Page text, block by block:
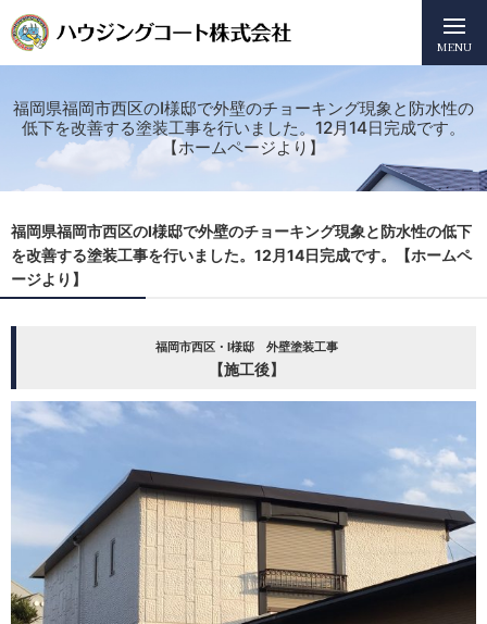
MENU
福岡県福岡市西区のI様邸で外壁のチョーキング現象と防水性の
低下を改善する塗装工事を行いました。12月14日完成です。
【ホームページより】
福岡県福岡市西区のI様邸で外壁のチョーキング現象と防水性の低下
を改善する塗装工事を行いました。12月14日完成です。【ホームペ
ージより】
福岡市西区・I様邸 外壁塗装工事
【施工後】